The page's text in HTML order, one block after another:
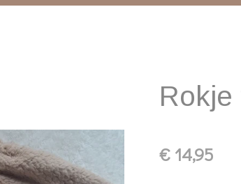
€ 14,95